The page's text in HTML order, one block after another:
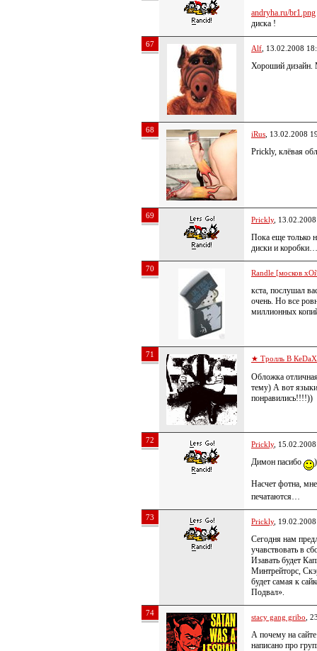
andryha.ru/br1.png
диска !
67 Alf , 13.02.2008
Хороший дизайн.
68 iRus , 13.02.2008
Prickly, клёвая
69 Prickly,
Пока еще только
диски и коробки…
70 Randle [москов
кста, послушал
очень. Но все
миллионных
71 ★ Тролль В
Обложка
тему) А вот
понравились!!!!))
72 Prickly,
Димон пасибо
Насчет фотна,
печатаются…
73 Prickly,
Сегодня нам
учавствовать в
Изавать будет
Минтрейторс,
будет самая к
Подвал».
74 stacy gang gribo ,
А почему на
написано про